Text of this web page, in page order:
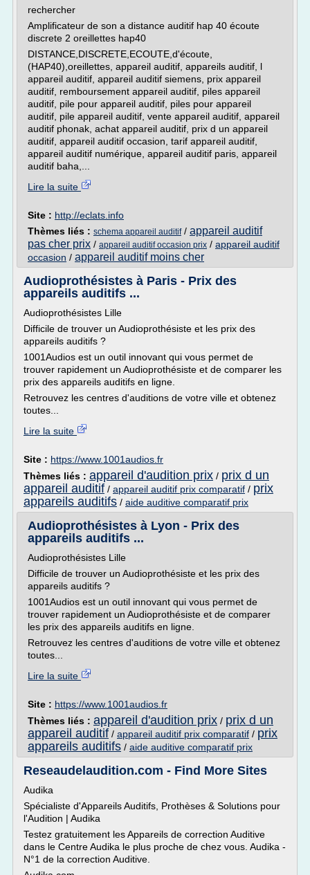
rechercher
Amplificateur de son a distance auditif hap 40 écoute
discrete 2 oreillettes hap40
DISTANCE,DISCRETE,ECOUTE,d'écoute,
(HAP40),oreillettes, appareil auditif, appareils auditif, l
appareil auditif, appareil auditif siemens, prix appareil
auditif, remboursement appareil auditif, piles appareil
auditif, pile pour appareil auditif, piles pour appareil
auditif, pile appareil auditif, vente appareil auditif, appareil
auditif phonak, achat appareil auditif, prix d un appareil
auditif, appareil auditif occasion, tarif appareil auditif,
appareil auditif numérique, appareil auditif paris, appareil
auditif baha,...
Lire la suite
Site : http://eclats.info
Thèmes liés : schema appareil auditif/ appareil auditif
pas cher prix / appareil auditif occasion prix / appareil auditif
occasion / appareil auditif moins cher
Audioprothésistes à Paris - Prix des
appareils auditifs ...
Audioprothésistes Lille
Difficile de trouver un Audioprothésiste et les prix des
appareils auditifs ?
1001Audios est un outil innovant qui vous permet de
trouver rapidement un Audioprothésiste et de comparer les
prix des appareils auditifs en ligne.
Retrouvez les centres d'auditions de votre ville et obtenez
toutes...
Lire la suite
Site : https://www.1001audios.fr
Thèmes liés : appareil d'audition prix / prix d un
appareil auditif / appareil auditif prix comparatif / prix
appareils auditifs / aide auditive comparatif prix
Audioprothésistes à Lyon - Prix des
appareils auditifs ...
Audioprothésistes Lille
Difficile de trouver un Audioprothésiste et les prix des
appareils auditifs ?
1001Audios est un outil innovant qui vous permet de
trouver rapidement un Audioprothésiste et de comparer
les prix des appareils auditifs en ligne.
Retrouvez les centres d'auditions de votre ville et obtenez
toutes...
Lire la suite
Site : https://www.1001audios.fr
Thèmes liés : appareil d'audition prix / prix d un
appareil auditif / appareil auditif prix comparatif / prix
appareils auditifs / aide auditive comparatif prix
Reseaudelaudition.com - Find More Sites
Audika
Spécialiste d'Appareils Auditifs, Prothèses & Solutions pour
l'Audition | Audika
Testez gratuitement les Appareils de correction Auditive
dans le Centre Audika le plus proche de chez vous. Audika -
N°1 de la correction Auditive.